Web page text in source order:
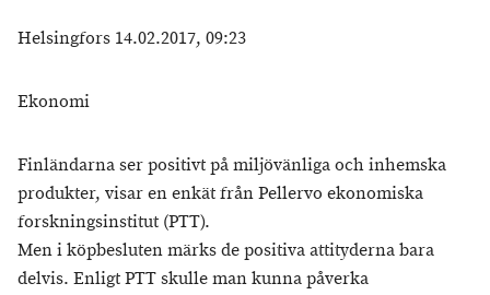
Helsingfors 14.02.2017, 09:23
Ekonomi
Finländarna ser positivt på miljövänliga och inhemska
produkter, visar en enkät från Pellervo ekonomiska
forskningsinstitut (PTT).
Men i köpbesluten märks de positiva attityderna bara
delvis. Enligt PTT skulle man kunna påverka